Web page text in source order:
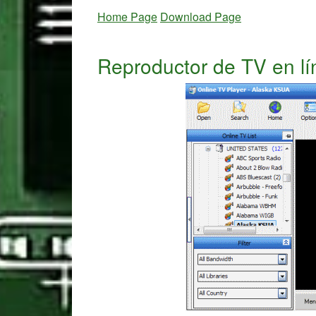
Home Page Download Page
Reproductor de TV en